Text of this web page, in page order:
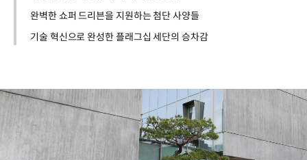
완벽한 쇼퍼 드리븐을 지원하는 첨단 사양들
기술 혁신으로 완성한 플래그십 세단의 승차감